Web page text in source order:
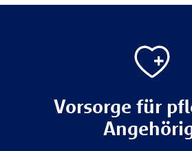
Vorsorge für